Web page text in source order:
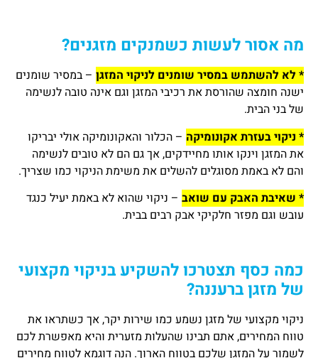
מה אסור לעשות כשמנקים מזגנים?
* לא להשתמש במסיר שומנים לניקוי המזגן – במסיר שומנים
ישנה חומצה שהורסת את רכיבי המזגן וגם אינה טובה לנשימה
של בני הבית.
* ניקוי בעזרת אקונומיקה – הכלור והאקונומיקה אולי יבריקו
את המזגן וינקו אותו מחיידקים, אך גם הם לא טובים לנשימה
והם לא באמת מסוגלים להשלים את משימת הניקוי כמו שצריך.
* שאיבת האבק עם שואב – ניקוי שהוא לא באמת יעיל כנגד
עובש וגם מפזר חלקיקי אבק רבים בבית.
כמה כסף תצטרכו להשקיע בניקוי מקצועי
של מזגן ברעננה?
ניקוי מקצועי של מזגן נשמע כמו שירות יקר, אך כשתראו את
טווח המחירים, אתם תבינו שהעלות מזערית והיא מאפשרת לכם
לשמור על המזגן שלכם בטווח הארוך. הנה דוגמא לטווח מחירים